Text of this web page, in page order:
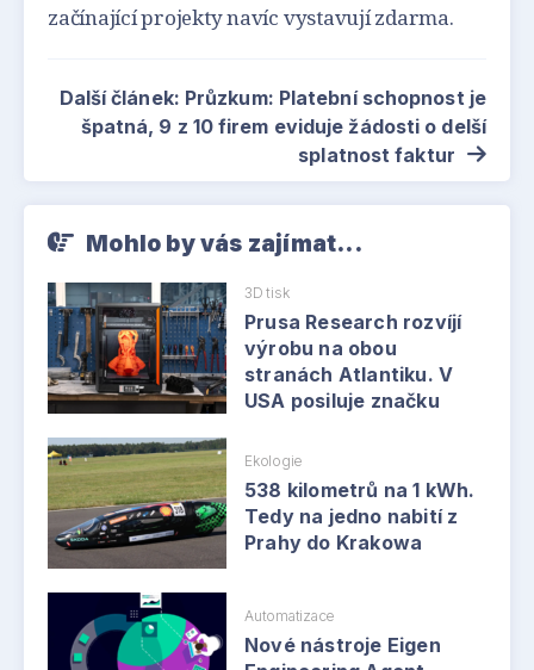
začínající projekty navíc vystavují zdarma.
Další článek: Průzkum: Platební schopnost je
špatná, 9 z 10 firem eviduje žádosti o delší
splatnost faktur
Mohlo by vás zajímat...
3D tisk
Prusa Research rozvíjí
výrobu na obou
stranách Atlantiku. V
USA posiluje značku
Ekologie
538 kilometrů na 1 kWh.
Tedy na jedno nabití z
Prahy do Krakowa
Automatizace
Nové nástroje Eigen